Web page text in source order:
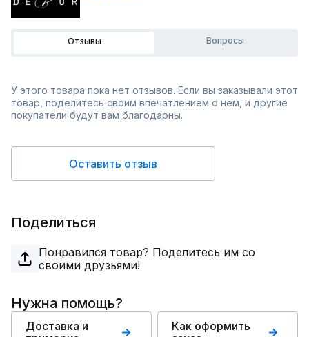
Отзывы Вопросы
У этого товара пока нет отзывов. Если вы заказывали этот
товар, поделитесь своим впечатлением о нём, и другие
покупатели будут вам благодарны.
Оставить отзыв
Поделиться
Понравился товар? Поделитесь им со
своими друзьями!
Нужна помощь?
Доставка и
Как оформить